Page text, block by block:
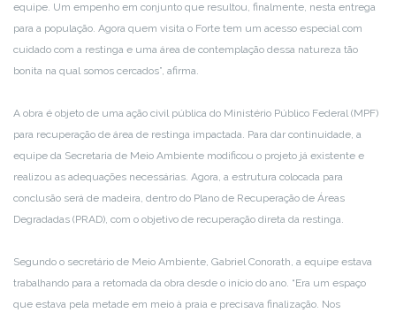
equipe. Um empenho em conjunto que resultou, finalmente, nesta entrega
para a população. Agora quem visita o Forte tem um acesso especial com
cuidado com a restinga e uma área de contemplação dessa natureza tão
bonita na qual somos cercados”, afirma.
A obra é objeto de uma ação civil pública do Ministério Público Federal (MPF)
para recuperação de área de restinga impactada. Para dar continuidade, a
equipe da Secretaria de Meio Ambiente modificou o projeto já existente e
realizou as adequações necessárias. Agora, a estrutura colocada para
conclusão será de madeira, dentro do Plano de Recuperação de Áreas
Degradadas (PRAD), com o objetivo de recuperação direta da restinga.
Segundo o secretário de Meio Ambiente, Gabriel Conorath, a equipe estava
trabalhando para a retomada da obra desde o início do ano. “Era um espaço
que estava pela metade em meio à praia e precisava finalização. Nos